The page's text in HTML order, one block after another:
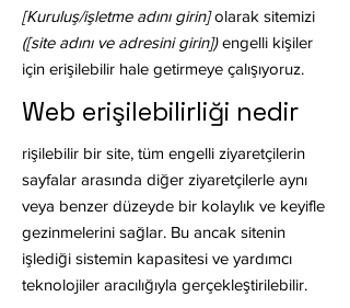
[Kuruluş/işletme adını girin]olarak sitemizi
([site adını ve adresini girin])engelli kişiler
için erişilebilir hale getirmeye çalışıyoruz.
Web erişilebilirliği nedir
rişilebilir bir site, tüm engelli ziyaretçilerin
sayfalar arasında diğer ziyaretçilerle aynı
veya benzer düzeyde bir kolaylık ve keyifle
gezinmelerini sağlar. Bu ancak sitenin
işlediği sistemin kapasitesi ve yardımcı
teknolojiler aracılığıyla gerçekleştirilebilir.